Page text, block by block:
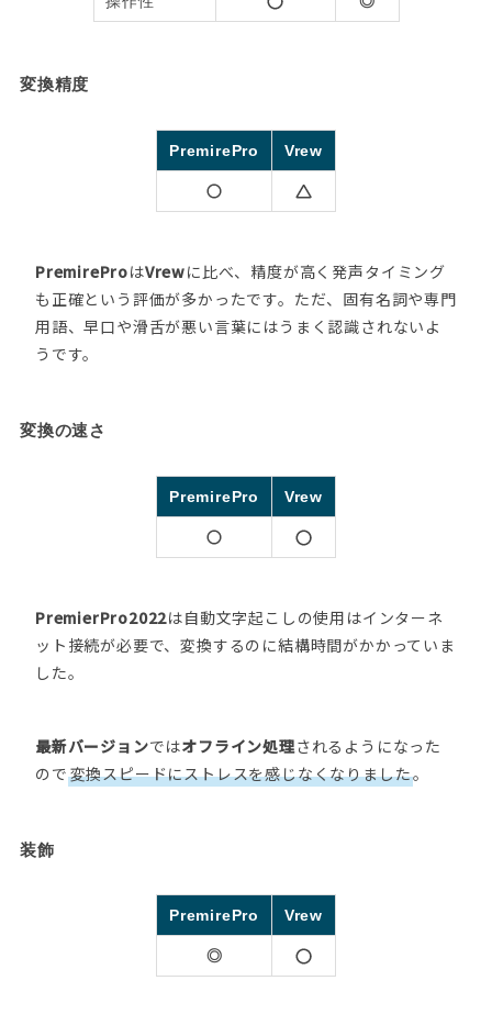
変換精度
PremirePro Vrew
PremireProはVrewに比べ、精度が高く発声タイミング
も正確という評価が多かったです。ただ、固有名詞や専門
用語、早口や滑舌が悪い言葉にはうまく認識されないよ
うです。
変換の速さ
PremirePro Vrew
PremierPro2022は自動文字起こしの使用はインターネ
ット接続が必要で、変換するのに結構時間がかかっていま
した。
最新バージョンではオフライン処理されるようになった
ので変換スピードにストレスを感じなくなりました。
装飾
PremirePro Vrew
◎